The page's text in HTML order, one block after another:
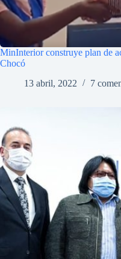
MinInterior construye plan de
Chocó
13 abril, 2022
7